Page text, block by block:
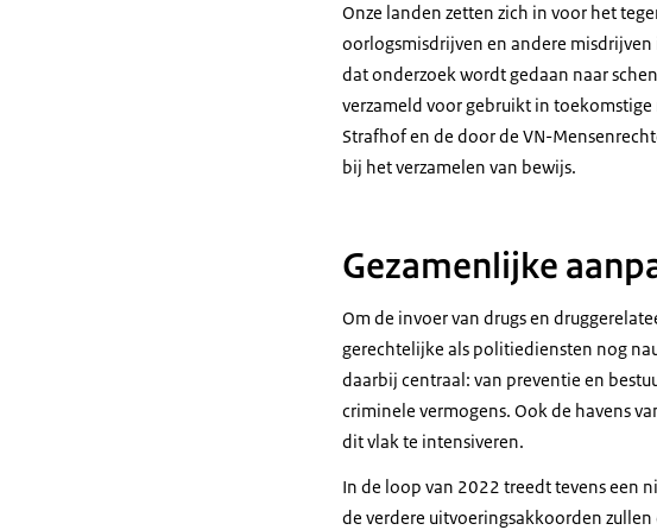
Onze landen zetten zich in voor het
oorlogsmisdrijven en andere
dat onderzoek wordt gedaan naar
verzameld voor gebruikt in
Strafhof en de door de VN-
bij het verzamelen van bewijs.
Gezamenlijke
Om de invoer van drugs en
gerechtelijke als politiediensten nog
daarbij centraal: van preventie en
criminele vermogens. Ook de havens
dit vlak te intensiveren.
In de loop van 2022 treedt tevens een
de verdere uitvoeringsakkoorden